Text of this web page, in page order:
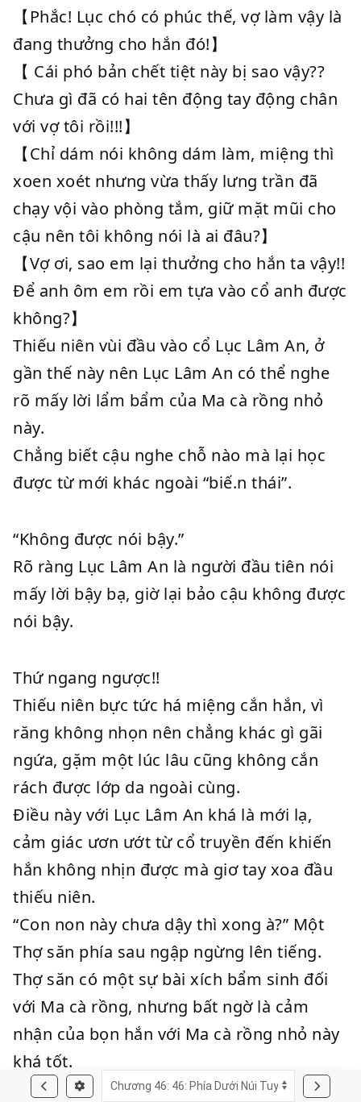
【Phắc! Lục chó có phúc thế, vợ làm vậy là
đang thưởng cho hắn đó!】
【 Cái phó bản chết tiệt này bị sao vậy??
Chưa gì đã có hai tên động tay động chân
với vợ tôi rồi!!!】
【Chỉ dám nói không dám làm, miệng thì
xoen xoét nhưng vừa thấy lưng trần đã
chạy vội vào phòng tắm, giữ mặt mũi cho
cậu nên tôi không nói là ai đâu?】
【Vợ ơi, sao em lại thưởng cho hắn ta vậy!!
Để anh ôm em rồi em tựa vào cổ anh được
không?】
Thiếu niên vùi đầu vào cổ Lục Lâm An, ở
gần thế này nên Lục Lâm An có thể nghe
rõ mấy lời lẩm bẩm của Ma cà rồng nhỏ
này.
Chẳng biết cậu nghe chỗ nào mà lại học
được từ mới khác ngoài “biế.n thái”.
“Không được nói bậy.”
Rõ ràng Lục Lâm An là người đầu tiên nói
mấy lời bậy bạ, giờ lại bảo cậu không được
nói bậy.
Thứ ngang ngược!!
Thiếu niên bực tức há miệng cắn hắn, vì
răng không nhọn nên chẳng khác gì gãi
ngứa, gặm một lúc lâu cũng không cắn
rách được lớp da ngoài cùng.
Điều này với Lục Lâm An khá là mới lạ,
cảm giác ươn ướt từ cổ truyền đến khiến
hắn không nhịn được mà giơ tay xoa đầu
thiếu niên.
“Con non này chưa dậy thì xong à?” Một
Thợ săn phía sau ngập ngừng lên tiếng.
Thợ săn có một sự bài xích bẩm sinh đối
với Ma cà rồng, nhưng bất ngờ là cảm
nhận của bọn hắn với Ma cà rồng nhỏ này
khá tốt.
Có lẽ là vì trông cậu không giống đám Ma